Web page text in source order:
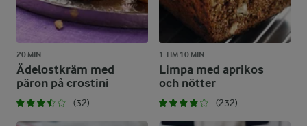
20 MIN
Ädelostkräm med
päron på crostini
(32)
1 TIM 10 MIN
Limpa med aprikos
och nötter
(232)